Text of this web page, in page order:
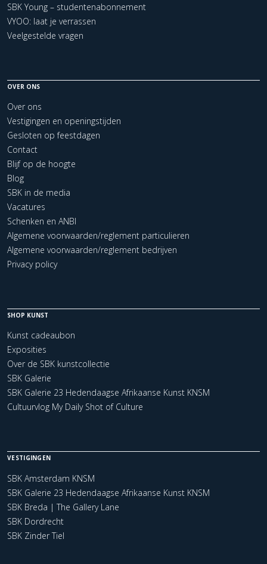
SBK Young – studentenabonnement
VYOO: laat je verrassen
Veelgestelde vragen
OVER ONS
Over ons
Vestigingen en openingstijden
Gesloten op feestdagen
Contact
Blijf op de hoogte
Blog
SBK in de media
Vacatures
Schenken en ANBI
Algemene voorwaarden/reglement particulieren
Algemene voorwaarden/reglement bedrijven
Privacy policy
SHOP KUNST
Kunst cadeaubon
Exposities
Over de SBK kunstcollectie
SBK Galerie
SBK Galerie 23 Hedendaagse Afrikaanse Kunst KNSM
Cultuurvlog My Daily Shot of Culture
VESTIGINGEN
SBK Amsterdam KNSM
SBK Galerie 23 Hedendaagse Afrikaanse Kunst KNSM
SBK Breda | The Gallery Lane
SBK Dordrecht
SBK Zinder Tiel